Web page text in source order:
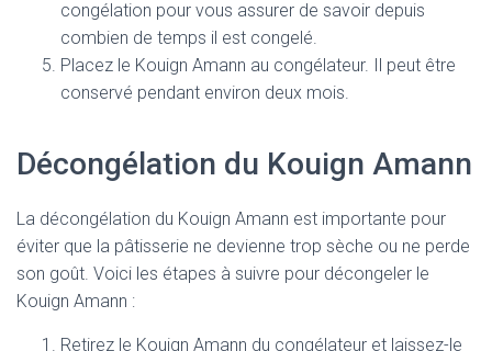
congélation pour vous assurer de savoir depuis
combien de temps il est congelé.
Placez le Kouign Amann au congélateur. Il peut être
conservé pendant environ deux mois.
Décongélation du Kouign Amann
La décongélation du Kouign Amann est importante pour
éviter que la pâtisserie ne devienne trop sèche ou ne perde
son goût. Voici les étapes à suivre pour décongeler le
Kouign Amann :
Retirez le Kouign Amann du congélateur et laissez-le